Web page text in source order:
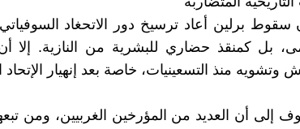
سقوط برلين أعاد ترسيخ دور الاتحغاد
بل كمنقذ حضاري للبشرية من النازية. إلا
وتشويه منذ التسعينيات، خاصة بعد إنهيار الإتحاد
إلى أن العديد من المؤرخين الغربيين، ومن